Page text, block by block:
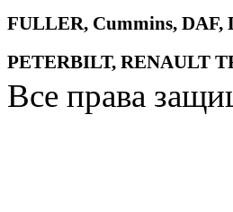
FULLER, Cummins,
PETERBILT, RENAULT
Все права